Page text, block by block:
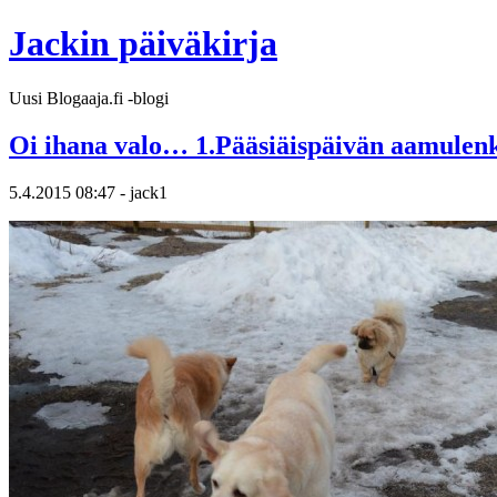
Jackin päiväkirja
Uusi Blogaaja.fi -blogi
Oi ihana valo… 1.Pääsiäispäivän
5.4.2015 08:47 - jack1